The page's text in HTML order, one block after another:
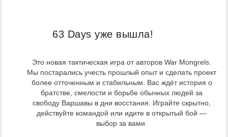
63 Days уже вышла!
Это новая тактическая игра от авторов War Mongrels.
Мы постарались учесть прошлый опыт и сделать проект
более отточенным и стабильным. Вас ждёт история о
братстве, смелости и борьбе обычных людей за
свободу Варшавы в дни восстания. Играйте скрытно,
действуйте командой или идите в открытый бой —
выбор за вами.